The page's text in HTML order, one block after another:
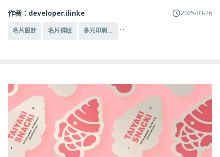
作者： developer.ilinke 2025-03-26
名片設計 名片排版 多元印刷... ...